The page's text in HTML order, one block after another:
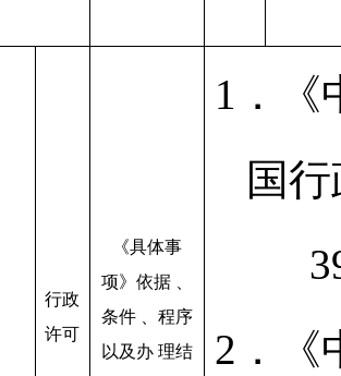
行政
许可
《具体事
项》依据 、
条件 、程序
以及办 理结
1．《
国
2．《